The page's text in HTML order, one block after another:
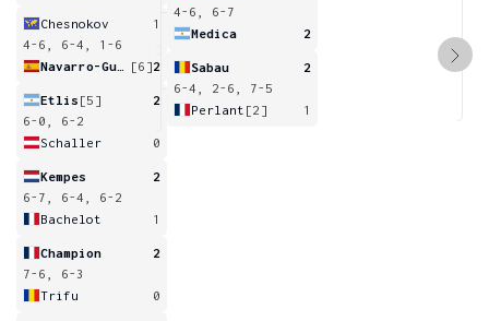
Chesnokov
1
4-6, 6-4, 1-6
[6]2
Etlis [5]
2
6-0, 6-2
Schaller
0
Kempes
2
6-7, 6-4, 6-2
Bachelot
1
Champion
2
7-6, 6-3
Trifu
0
4-6, 6-7
Medica
2
Sabau
2
6-4, 2-6, 7-5
Perlant [2] 1